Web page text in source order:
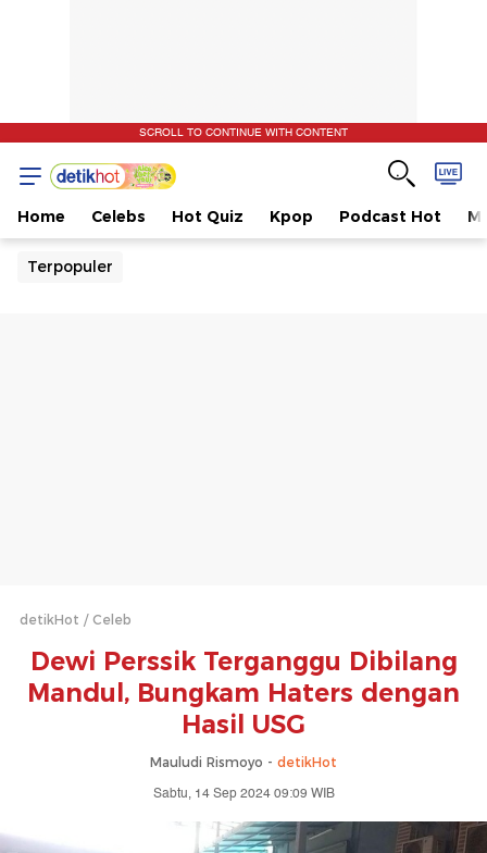
SCROLL TO CONTINUE WITH CONTENT
Home Celebs Hot Quiz Kpop Podcast Hot
Terpopuler
detikHot Celeb
Dewi Perssik Terganggu Dibilang
Mandul, Bungkam Haters dengan
Hasil USG
Mauludi Rismoyo - detikHot
Sabtu, 14 Sep 2024 09:09 WIB